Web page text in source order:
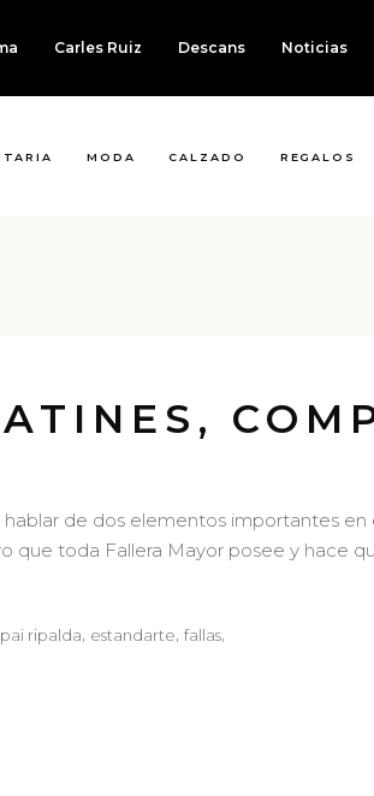
Carles Ruiz Descans Noticias
MODA CALZADO REGALOS
de dos elementos importantes
que toda Fallera Mayor posee y hace
ripalda, estandarte, fallas,